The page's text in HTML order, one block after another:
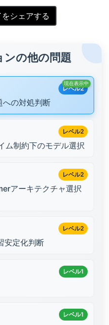
シェアする
の他の問題
レベル2
への対処判断
現在表示中
レベル2
ム制約下のモデル選択
レベル2
アーキテクチャ選択
レベル2
安定化判断
レベル1
レベル1